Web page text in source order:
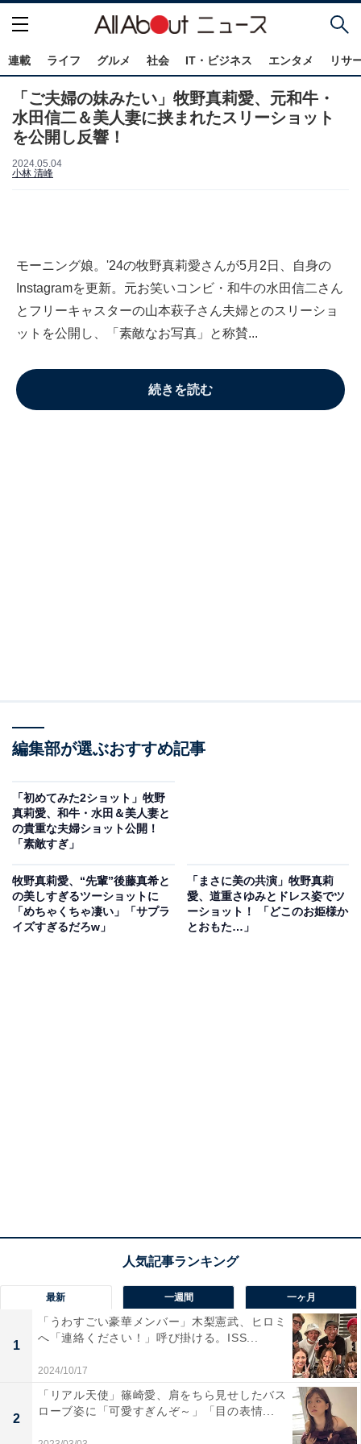
連載 ライフ グルメ 社会 IT・ビジネス エンタメ リサ
「ご夫婦の妹みたい」牧野真莉愛、元和牛・
水田信二＆美人妻に挟まれたスリーショット
を公開し反響！
2024.05.04
小林 清峰
モーニング娘。'24の牧野真莉愛さんが5月2日、自身の
Instagramを更新。元お笑いコンビ・和牛の水田信二さん
とフリーキャスターの山本萩子さん夫婦とのスリーショ
ットを公開し、「素敵なお写真」と称賛...
続きを読む
編集部が選ぶおすすめ記事
「初めてみた2ショット」牧野
真莉愛、和牛・水田＆美人妻と
の貴重な夫婦ショット公開！
「素敵すぎ」
牧野真莉愛、“先輩”後藤真希と
の美しすぎるツーショットに
「めちゃくちゃ凄い」「サプラ
イズすぎるだろw」
「まさに美の共演」牧野真莉
愛、道重さゆみとドレス姿でツ
ーショット！ 「どこのお姫様か
とおもた…」
最新 一週間 一ヶ月
1
「うわすごい豪華メンバー」木梨憲武、ヒロミ
へ「連絡ください！」呼び掛ける。ISS...
2024/10/17
2
「リアル天使」篠崎愛、肩をちら見せしたバス
ローブ姿に「可愛すぎんぞ～」「目の表情...